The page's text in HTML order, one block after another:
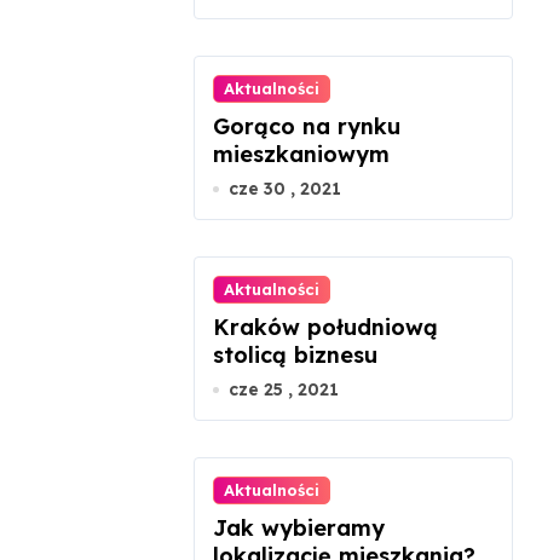
Aktualności
Gorąco na rynku
mieszkaniowym
cze 30 , 2021
Aktualności
Kraków południową
stolicą biznesu
cze 25 , 2021
Aktualności
Jak wybieramy